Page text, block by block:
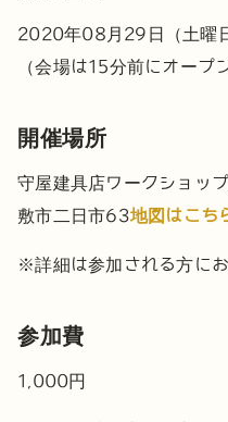
2020年08月29日（土曜
（会場は15分前にオープ
開催場所
守屋建具店ワークショッ
敷市二日市63地図はこち
※詳細は参加される方にお
参加費
1,000円